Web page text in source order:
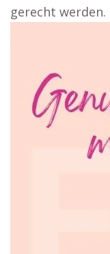
gerecht werden.